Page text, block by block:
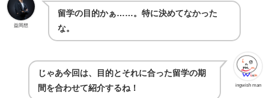
益岡想
留学の目的かぁ……。特に決めてなかった
な。
ingwish man
じゃあ今回は、目的とそれに合った留学の期
間を合わせて紹介するね！